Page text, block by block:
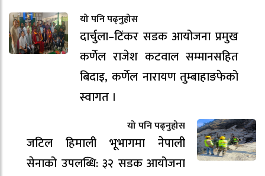
यो पनि पढ्नुहोस
दार्चुला–टिंकर सडक आयोजना प्रमुख
कर्णेल राजेश कटवाल सम्मानसहित
बिदाइ, कर्णेल नारायण तुम्बाहाङफेको
स्वागत ।
यो पनि पढ्नुहोस
जटिल हिमाली भूभागमा नेपाली
सेनाको उपलब्धि: ३२ सडक आयोजना